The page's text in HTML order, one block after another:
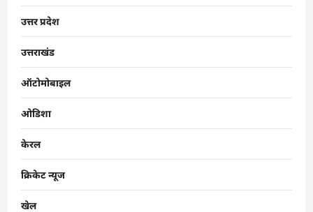
उत्तर प्रदेश
उत्तराखंड
ऑटोमोबाइल
ओडिशा
केरल
क्रिकेट न्यूज
खेल